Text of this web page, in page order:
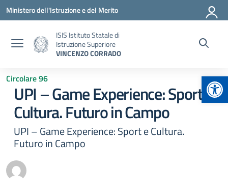
Vai ai contenuti
Vai al menu di navigazione
Vai al footer
Ministero dell'Istruzione e del Merito
ISIS Istituto Statale di
Istruzione Superiore
VINCENZO CORRADO
Circolare 96
UPI – Game Experience: Sport e
Cultura. Futuro in Campo
UPI – Game Experience: Sport e Cultura.
Futuro in Campo